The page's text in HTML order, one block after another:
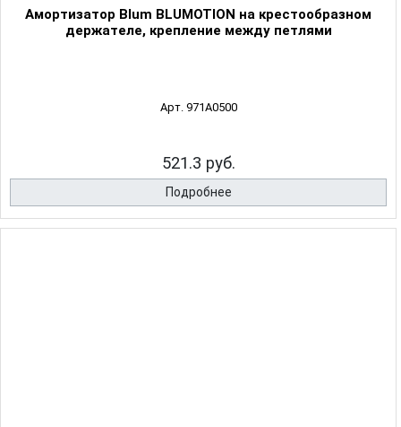
Амортизатор Blum BLUMOTION на крестообразном
держателе, крепление между петлями
Арт. 971A0500
521.3 руб.
Подробнее